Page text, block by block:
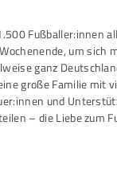
Fußballer:innen
um sich
ganz
große Familie mit
und
– die Liebe zum